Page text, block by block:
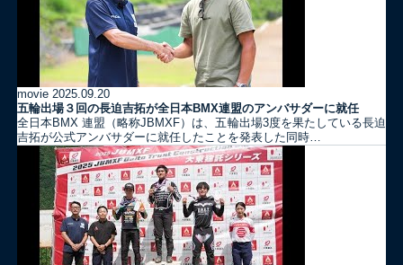
movie 2025.09.20
五輪出場３回の長迫吉拓が全日本BMX連盟のアンバサダーに就任
全日本BMX 連盟（略称JBMXF）は、五輪出場3度を果たしている長迫
吉拓が公式アンバサダーに就任したことを発表した同時…